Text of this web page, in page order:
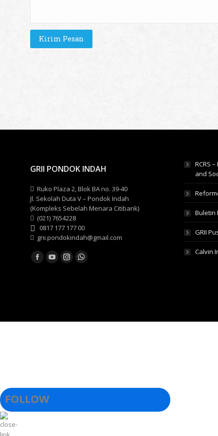
GRII PONDOK INDAH
Ruko Plaza 2, Blok BA no. 39-40
Jl. Sekolah Duta V – Pondok Indah
(Kompleks Sebelah Menara Citibank)
(021) 7654228
0817 177 177 00
grii.pondokindah@gmail.com
Find us on:
FacebookYouTubeInstagramWhatsapp
RCRS
and
Buletin
GRII
Calvin
FOLLOW